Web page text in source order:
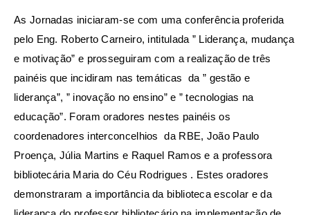
As Jornadas iniciaram-se com uma conferência proferida
pelo Eng. Roberto Carneiro, intitulada ” Liderança, mudança
e motivação” e prosseguiram com a realização de três
painéis que incidiram nas temáticas da ” gestão e
liderança”, ” inovação no ensino” e ” tecnologias na
educação”. Foram oradores nestes painéis os
coordenadores interconcelhios da RBE, João Paulo
Proença, Júlia Martins e Raquel Ramos e a professora
bibliotecária Maria do Céu Rodrigues . Estes oradores
demonstraram a importância da biblioteca escolar e da